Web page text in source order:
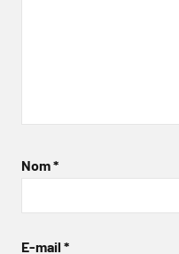
Nom*
E-mail *